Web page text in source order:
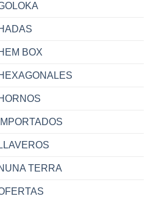
BOX
IMPORTADOS
LLAVEROS
TERRA